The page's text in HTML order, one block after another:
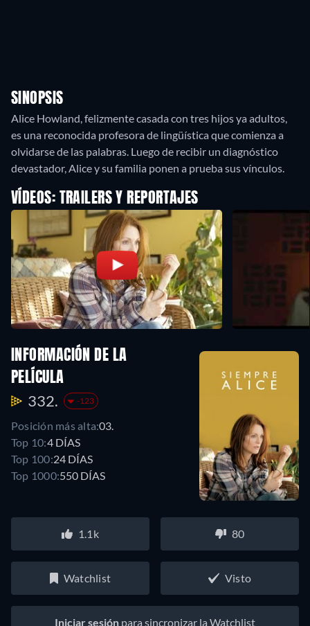
SINOPSIS
Alice Howland, felizmente casada con tres hijos ya adultos,
es una reconocida profesora de lingüística que comienza a
olvidarse de las palabras. Luego de recibir un diagnóstico
devastador, Alice y su familia ponen a prueba sus vínculos.
VÍDEOS: TRAILERS Y REPORTAJES
INFORMACIÓN DE LA
PELÍCULA
332. -123
Posición más alta:03.
Top 10:4 DÍAS
Top 100:24 DÍAS
Top 1000:550 DÍAS
1.1k 80
Watchlist Visto
Iniciar sesión para sincronizar la Watchlist